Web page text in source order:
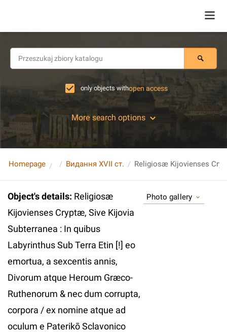
only objects withopen access
More search options
Homepage Видання XVII ст.
Object's details: Religiosæ
Kijovienses Cryptæ, Sive Kijovia
Subterranea : In quibus
Labyrinthus Sub Terra Etin [!] eo
emortua, a sexcentis annis,
Divorum atque Heroum Græco-
Ruthenorum & nec dum corrupta,
corpora / ex nomine atque ad
oculum e Paterikō Sclavonico
Photo gallery